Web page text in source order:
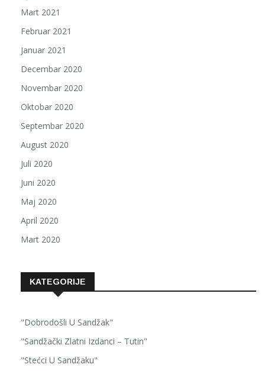
Mart 2021
Februar 2021
Januar 2021
Decembar 2020
Novembar 2020
Oktobar 2020
Septembar 2020
August 2020
Juli 2020
Juni 2020
Maj 2020
April 2020
Mart 2020
KATEGORIJE
"Dobrodošli U Sandžak"
"Sandžački Zlatni Izdanci – Tutin"
"Stećci U Sandžaku"